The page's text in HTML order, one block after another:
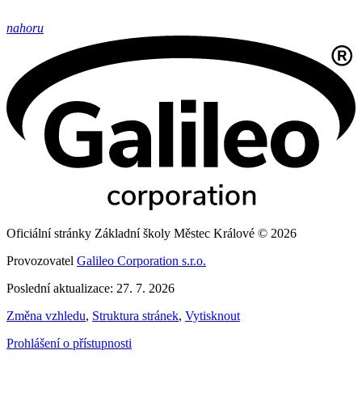
nahoru
Oficiální stránky Základní školy Městec Králové © 2026
Provozovatel Galileo Corporation s.r.o.
Poslední aktualizace: 27. 7. 2026
Změna vzhledu, Struktura stránek, Vytisknout
Prohlášení o přístupnosti